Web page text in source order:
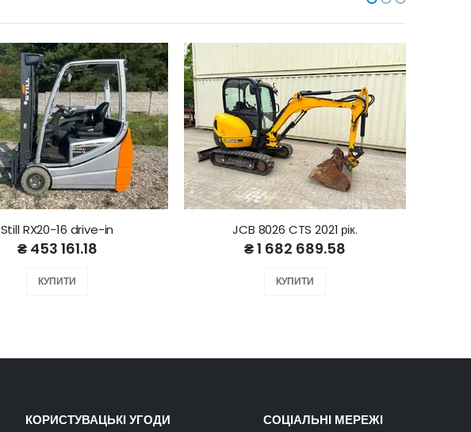
Still RX20-16 drive-in
₴ 453 161.18
КУПИТИ
JCB 8026 CTS 2021 рік.
₴ 1 682 689.58
КУПИТИ
КОРИСТУВАЦЬКІ УГОДИ СОЦІАЛЬНІ МЕРЕЖІ